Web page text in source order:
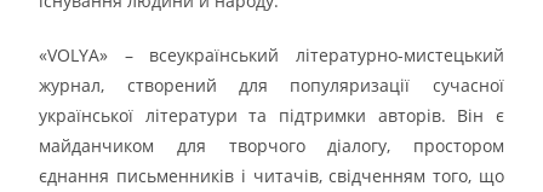
«VOLYA» – всеукраїнський літературно-мистецький
журнал, створений для популяризації сучасної
української літератури та підтримки авторів. Він є
майданчиком для творчого діалогу, простором
єднання письменників і читачів, свідченням того, що